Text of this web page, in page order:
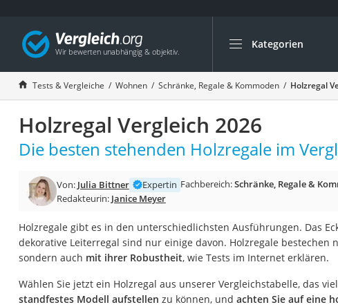
Kategorien
Die beliebtesten
Wohnen
Matratzen-Topper
Matratzen
Konferenzlautsprecher
Tageslichtlampe
Badlüfter
Bürohocker
Außenleuchte mit
Akku-Tischlampe
Tests & Vergleiche Wohnen Schränke, Regale & Kommoden Holzregal
Holzregal Vergleich 2026
Die besten stehenden Holzregale im
Von: Julia Bittner Expertin Fachbereich:Schränke, Regale &
Redakteurin: Janice Meyer
Holzregale gibt es in den unterschiedlichsten Ausführungen. Das
dekorative Leiterregal sind nur einige davon. Holzregale bestechen
sondern auch mit ihrer Robustheit, wie Tests im Internet erklären.
Wählen Sie jetzt ein Holzregal aus unserer Vergleichstabelle, das
standfestes Modell aufstellen zu können, und achten Sie auf eine